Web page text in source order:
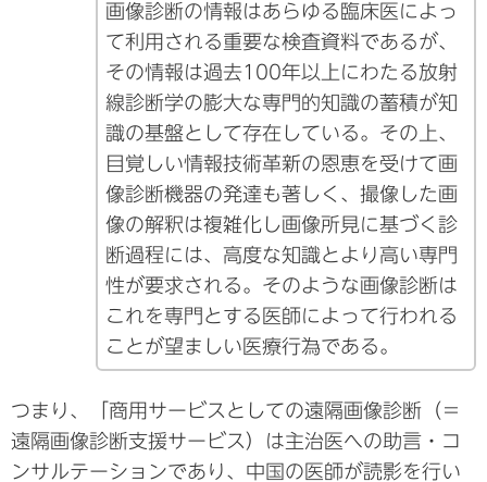
画像診断の情報はあらゆる臨床医によっ
て利用される重要な検査資料であるが、
その情報は過去100年以上にわたる放射
線診断学の膨大な専門的知識の蓄積が知
識の基盤として存在している。その上、
目覚しい情報技術革新の恩恵を受けて画
像診断機器の発達も著しく、撮像した画
像の解釈は複雑化し画像所見に基づく診
断過程には、高度な知識とより高い専門
性が要求される。そのような画像診断は
これを専門とする医師によって行われる
ことが望ましい医療行為である。
つまり、「商用サービスとしての遠隔画像診断（＝
遠隔画像診断支援サービス）は主治医への助言・コ
ンサルテーションであり、中国の医師が読影を行い